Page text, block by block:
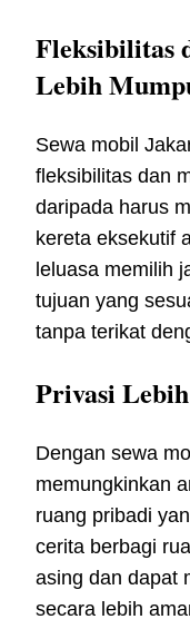
Fleksibilitas
Lebih
Sewa mobil
fleksibilitas dan
daripada harus
kereta eksekutif
leluasa memilih
tujuan yang
tanpa terikat
Privasi
Dengan sewa
memungkinkan
ruang pribadi
cerita berbagi
asing dan dapat
secara lebih